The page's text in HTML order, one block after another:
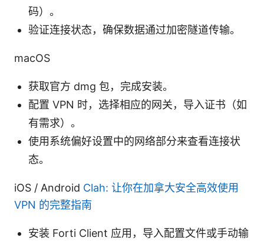
码）。
验证连接状态，确保数据通过加密隧道传输。
macOS
获取官方 dmg 包，完成安装。
配置 VPN 时，选择相应的网关，导入证书（如
有需求）。
使用系统偏好设置中的网络部分来查看连接状
态。
iOS / Android Clah: 让你在加拿大安全高效使用
VPN 的完整指南
安装 Forti Client 应用，导入配置文件或手动输